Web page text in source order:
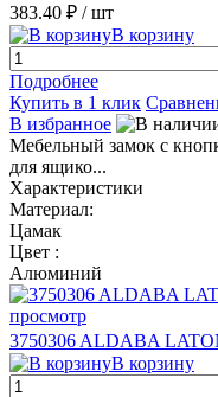
383.40 ₽ / шт
В корзину
Подробнее
Купить в 1 клик
В избранное
Мебельный замок с
для ящико...
Характеристики
Материал:
Цамак
Цвет :
Алюминий
просмотр
3750306 ALDABA
В корзину